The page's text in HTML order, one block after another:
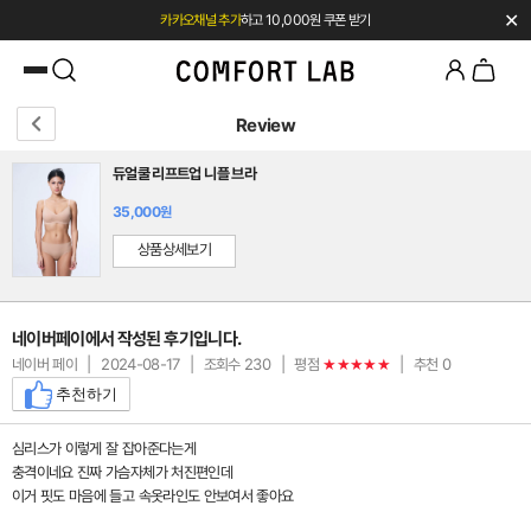
카카오채널 추가하고 10,000원 쿠폰 받기
첫 구매 시 베스트셀러 50% 즉시 할인
✕
Review
듀얼쿨 리프트업 니플 브라
35,000원
상품상세보기
네이버페이에서 작성된 후기입니다.
네이버 페이 2024-08-17 조회수 230 평점 ★★★★★ 추천 0
추천하기
심리스가 이렇게 잘 잡아준다는게
충격이네요 진짜 가슴자체가 처진편인데
이거 핏도 마음에 들고 속옷라인도 안보여서 좋아요